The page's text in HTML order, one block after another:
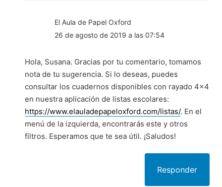
El Aula de Papel Oxford
26 de agosto de 2019 a las 07:54
Hola, Susana. Gracias por tu comentario, tomamos
nota de tu sugerencia. Si lo deseas, puedes
consultar los cuadernos disponibles con rayado 4×4
en nuestra aplicación de listas escolares:
https://www.elauladepapeloxford.com/listas/. En el
menú de la izquierda, encontrarás este y otros
filtros. Esperamos que te sea útil. ¡Saludos!
Responder